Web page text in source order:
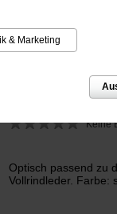
& Marketing
Keine
Optisch passend zu
Vollrindleder. Farbe: